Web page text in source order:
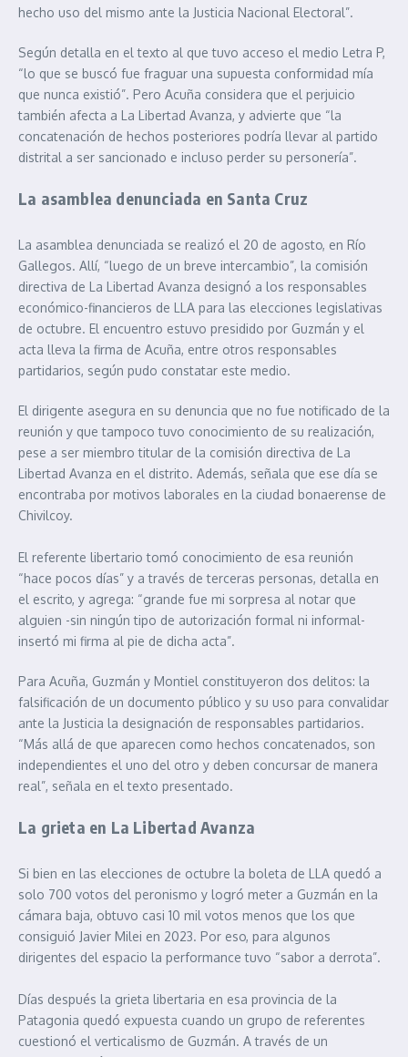
hecho uso del mismo ante la Justicia Nacional Electoral”.
Según detalla en el texto al que tuvo acceso el medio Letra P,
“lo que se buscó fue fraguar una supuesta conformidad mía
que nunca existió”. Pero Acuña considera que el perjuicio
también afecta a La Libertad Avanza, y advierte que “la
concatenación de hechos posteriores podría llevar al partido
distrital a ser sancionado e incluso perder su personería”.
La asamblea denunciada en Santa Cruz
La asamblea denunciada se realizó el 20 de agosto, en Río
Gallegos. Allí, “luego de un breve intercambio”, la comisión
directiva de La Libertad Avanza designó a los responsables
económico-financieros de LLA para las elecciones legislativas
de octubre. El encuentro estuvo presidido por Guzmán y el
acta lleva la firma de Acuña, entre otros responsables
partidarios, según pudo constatar este medio.
El dirigente asegura en su denuncia que no fue notificado de la
reunión y que tampoco tuvo conocimiento de su realización,
pese a ser miembro titular de la comisión directiva de La
Libertad Avanza en el distrito. Además, señala que ese día se
encontraba por motivos laborales en la ciudad bonaerense de
Chivilcoy.
El referente libertario tomó conocimiento de esa reunión
“hace pocos días” y a través de terceras personas, detalla en
el escrito, y agrega: “grande fue mi sorpresa al notar que
alguien -sin ningún tipo de autorización formal ni informal-
insertó mi firma al pie de dicha acta”.
Para Acuña, Guzmán y Montiel constituyeron dos delitos: la
falsificación de un documento público y su uso para convalidar
ante la Justicia la designación de responsables partidarios.
“Más allá de que aparecen como hechos concatenados, son
independientes el uno del otro y deben concursar de manera
real”, señala en el texto presentado.
La grieta en La Libertad Avanza
Si bien en las elecciones de octubre la boleta de LLA quedó a
solo 700 votos del peronismo y logró meter a Guzmán en la
cámara baja, obtuvo casi 10 mil votos menos que los que
consiguió Javier Milei en 2023. Por eso, para algunos
dirigentes del espacio la performance tuvo “sabor a derrota”.
Días después la grieta libertaria en esa provincia de la
Patagonia quedó expuesta cuando un grupo de referentes
cuestionó el verticalismo de Guzmán. A través de un